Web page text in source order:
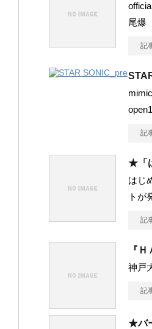
尾爆
記
記
★「
はじ
トが
記
『
神戸
記
★バ